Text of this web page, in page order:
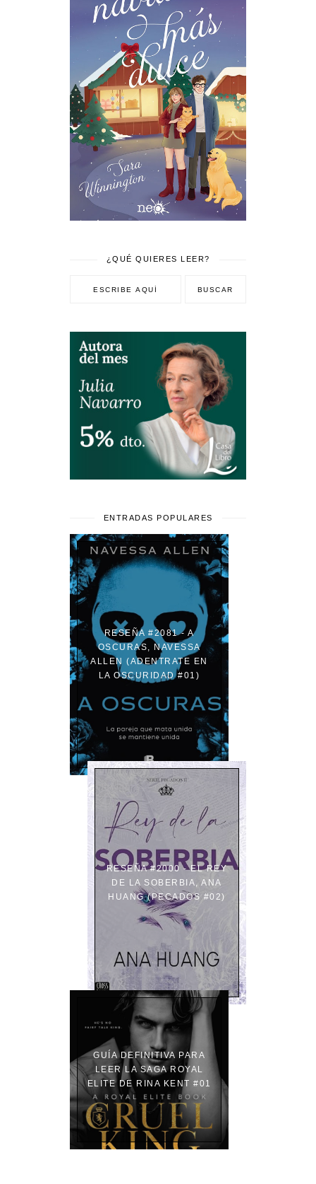
¿QUÉ QUIERES LEER?
ENTRADAS POPULARES
RESEÑA #2081 - A
OSCURAS, NAVESSA
ALLEN (ADENTRATE EN
LA OSCURIDAD #01)
RESEÑA #2000 - EL REY
DE LA SOBERBIA, ANA
HUANG (PECADOS #02)
GUÍA DEFINITIVA PARA
LEER LA SAGA ROYAL
ELITE DE RINA KENT #01